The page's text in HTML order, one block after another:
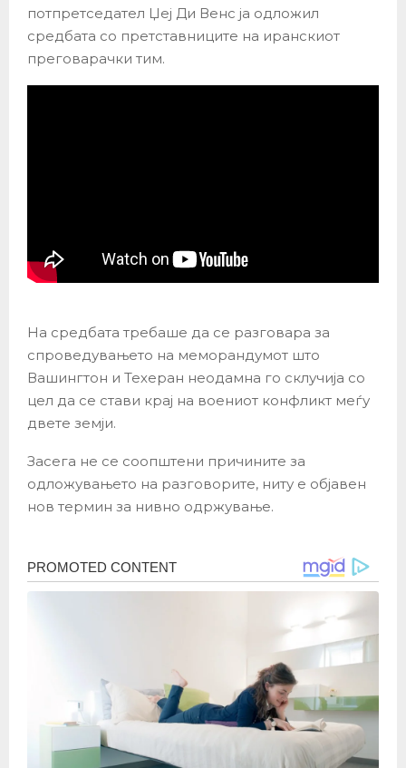
потпретседател Џеј Ди Венс ја одложил
средбата со претставниците на иранскиот
преговарачки тим.
На средбата требаше да се разговара за
спроведувањето на меморандумот што
Вашингтон и Техеран неодамна го склучија со
цел да се стави крај на воениот конфликт меѓу
двете земји.
Засега не се соопштени причините за
одложувањето на разговорите, ниту е објавен
нов термин за нивно одржување.